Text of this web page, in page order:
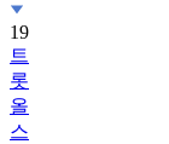
19
트
롯
올
스